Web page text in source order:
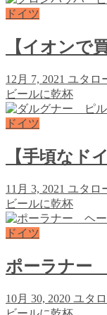
ドイツ
【イオンで
12月 7, 2021 ユタロ
ビールに乾杯
ドイツ
【手頃な
11月 3, 2021 ユタロ
ビールに乾杯
ドイツ
ポーラナー
10月 30, 2020 ユタ